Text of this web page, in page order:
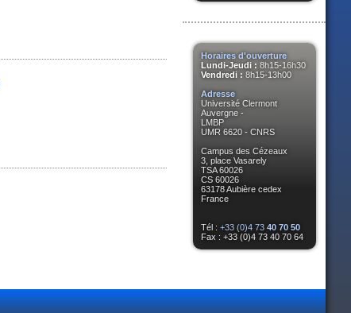
Horaires d'ouverture
Lundi-Jeudi : 8h15-16h30
Vendredi : 8h15-13h00
Adresse
Université Clermont
Auvergne -
LMBP
UMR 6620 - CNRS
Campus des Cézeaux
3, place Vasarely
TSA 60026
CS 60026
63178 Aubière cedex
France
Tél : +33 (0)4 73 40 70 50
Fax : +33 (0)4 73 40 70 64